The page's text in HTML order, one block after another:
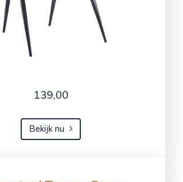
139,00
Bekijk nu